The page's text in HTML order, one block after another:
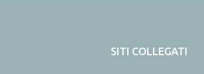
SITI COLLEGATI